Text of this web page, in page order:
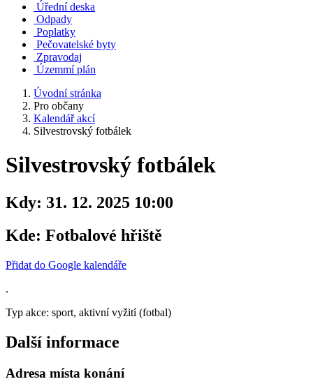
Úřední deska
Odpady
Poplatky
Pečovatelské byty
Zpravodaj
Územmí plán
Úvodní stránka
Pro občany
Kalendář akcí
Silvestrovský fotbálek
Silvestrovský fotbálek
Kdy: 31. 12. 2025 10:00
Kde: Fotbalové hřiště
Přidat do Google kalendáře
.
Typ akce: sport, aktivní vyžití (fotbal)
Další informace
Adresa místa konání